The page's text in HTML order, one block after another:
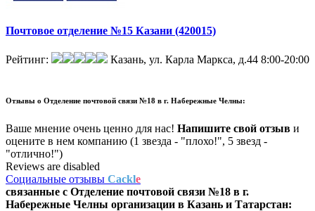
Почтовое отделение №15 Казани (420015)
Рейтинг: Казань, ул. Карла Маркса, д.44 8:00-20:00
Отзывы о Отделение почтовой связи №18 в г. Набережные Челны:
Ваше мнение очень ценно для нас! Напишите свой отзыв и
оцените в нем компанию (1 звезда - "плохо!", 5 звезд -
"отлично!")
Reviews are disabled
Социальные отзывы Cackle
связанные с Отделение почтовой связи №18 в г.
Набережные Челны организации в Казань и Татарстан: